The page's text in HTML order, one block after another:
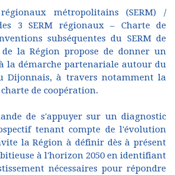
métropolitains (SERM) /
3 SERM régionaux – Charte de
subséquentes du SERM de
la Région propose de donner un
la démarche partenariale autour du
Dijonnais, à travers notamment la
de coopération.
de s'appuyer sur un diagnostic
tenant compte de l'évolution
la Région à définir dès à présent
à l'horizon 2050 en identifiant
nécessaires pour répondre